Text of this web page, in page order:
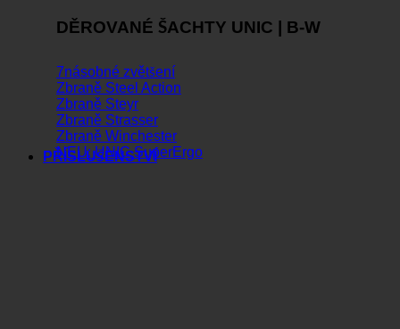
DĚROVANÉ ŠACHTY UNIC | B-W
7násobné zvětšení
Zbraně Steel Action
Zbraně Steyr
Zbraně Strasser
Zbraně Winchester
NEU: UNIC SuperErgo
PŘÍSLUŠENSTVÍ